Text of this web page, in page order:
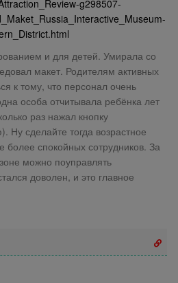
g298507-
и для детей. Умирала со
макет. Родителям активных
к тому, что персонал очень
особа отчитывала ребёнка лет
раз нажал кнопку
Ну сделайте тогда возрастное
более спокойных сотрудников. За
можно поуправлять
доволен, и это главное